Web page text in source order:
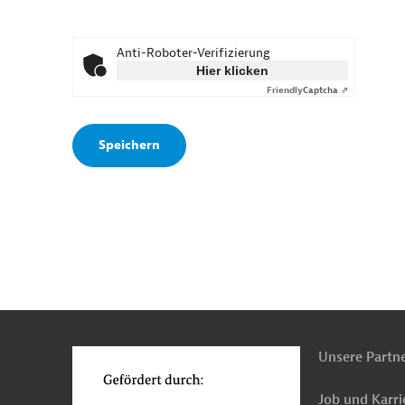
Anti-Roboter-Verifizierung
Hier klicken
FriendlyCaptcha ⇗
Unsere
Job und